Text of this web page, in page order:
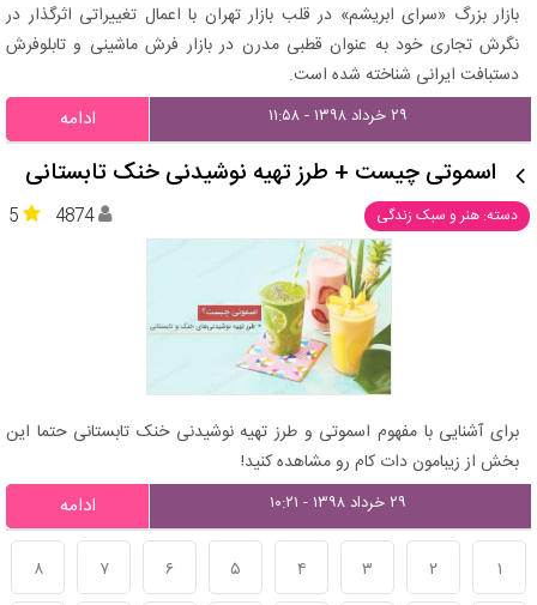
بازار بزرگ «سرای ابریشم» در قلب بازار تهران با اعمال تغییراتی اثرگذار در
نگرش تجاری خود به عنوان قطبی مدرن در بازار فرش ماشینی و تابلوفرش
دستبافت ایرانی شناخته شده است.
۲۹ خرداد ۱۳۹۸ - ۱۱:۵۸ ادامه
اسموتی چیست + طرز تهیه نوشیدنی خنک تابستانی
دسته: هنر و سبک زندگی 5 4874
برای آشنایی با مفهوم اسموتی و طرز تهیه نوشیدنی خنک تابستانی حتما این
بخش از زیبامون دات کام رو مشاهده کنید!
۲۹ خرداد ۱۳۹۸ - ۱۰:۲۱ ادامه
۱ ۲ ۳ ۴ ۵ ۶ ۷ ۸